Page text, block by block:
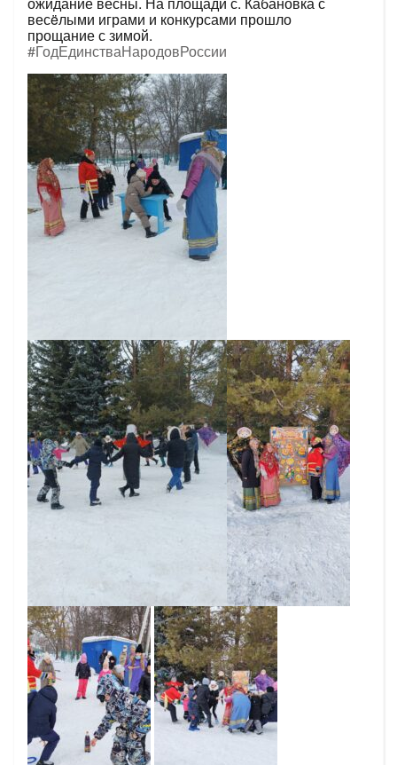
весëлыми играми и конкурсами прошло
прощание с зимой.
#ГодЕдинстваНародовРоссии